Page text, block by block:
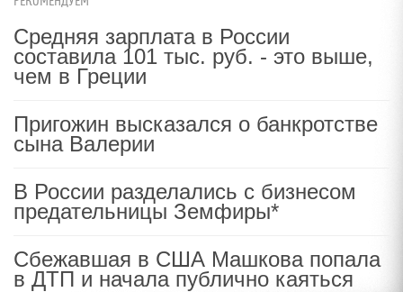
Средняя зарплата в России
составила 101 тыс. руб. - это выше,
чем в Греции
Пригожин высказался о банкротстве
сына Валерии
В России разделались с бизнесом
предательницы Земфиры*
Сбежавшая в США Машкова попала
в ДТП и начала публично каяться